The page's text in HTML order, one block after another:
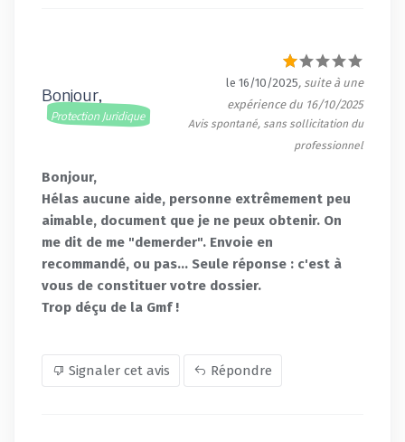
Bonjour,
Protection Juridique
le 16/10/2025, suite à une
expérience du 16/10/2025
Avis spontané, sans sollicitation du
professionnel
Bonjour,
Hélas aucune aide, personne extrêmement peu
aimable, document que je ne peux obtenir. On
me dit de me "demerder". Envoie en
recommandé, ou pas... Seule réponse : c'est à
vous de constituer votre dossier.
Trop déçu de la Gmf !
Signaler cet avis Répondre